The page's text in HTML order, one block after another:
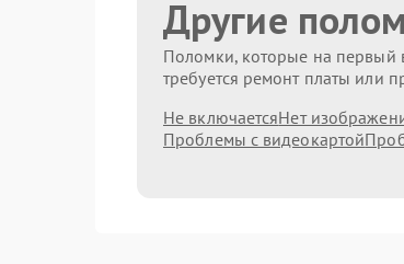
Другие
Поломки, которые на первый
требуется ремонт платы или
Не включаетсяНет
Проблемы с видеокартой